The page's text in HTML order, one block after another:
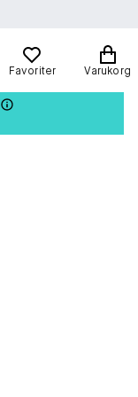
Favoriter Varukorg